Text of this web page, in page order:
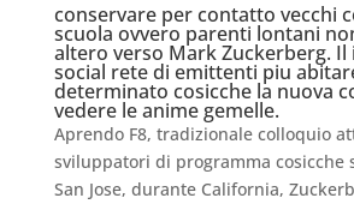
conservare per contatto vecchi
scuola ovvero parenti lontani
altero verso Mark Zuckerberg. Il
social rete di emittenti piu
determinato cosicche la nuova
vedere le anime gemelle.
Aprendo F8, tradizionale colloquio
sviluppatori di programma cosicche
San Jose, durante California,